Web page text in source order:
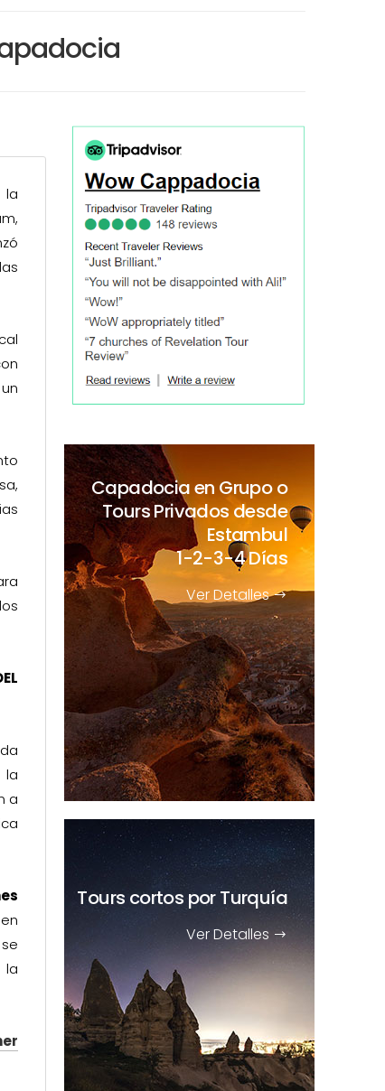
la
la
a
la
Capadocia en Grupo o
Tours Privados desde
Estambul
1-2-3-4 Días
Ver Detalles
Tours cortospor Turquía
Ver Detalles